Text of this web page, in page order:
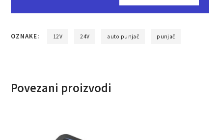
OZNAKE: 12V 24V auto punjač punjač
Povezani proizvodi